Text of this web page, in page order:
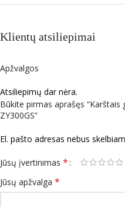
Klientų atsiliepimai
Apžvalgos
Atsiliepimų dar nėra.
Būkite pirmas aprašęs
ZY300GS”
El. pašto adresas nebus
Jūsų įvertinimas *
Jūsų apžvalga *